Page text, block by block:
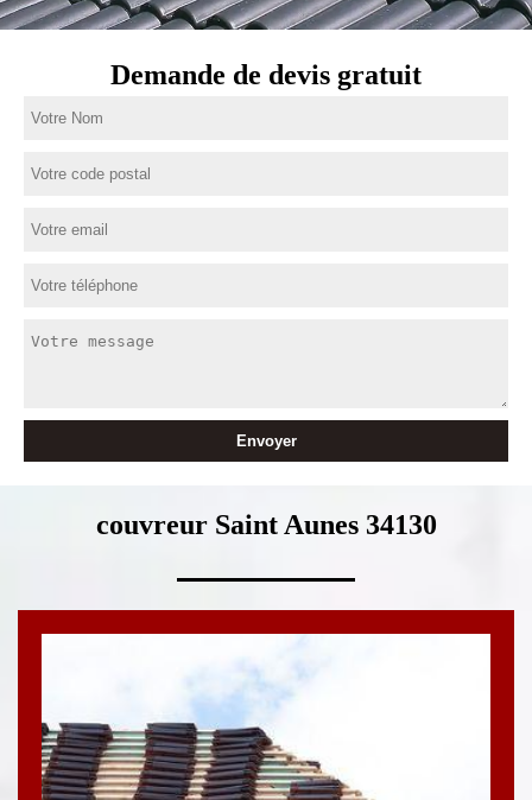
Demande de devis gratuit
couvreur Saint Aunes 34130